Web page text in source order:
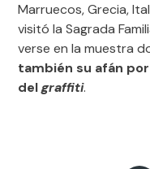
Marruecos, Grecia,
visitó la Sagrada
verse en la muestra
también su afán
del graffiti.